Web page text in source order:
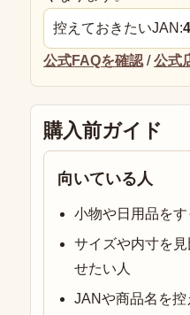
控えておきたいJAN:
公式FAQを確認 /公式
購入前ガイド
向いている人
小物や日用品を
サイズや内寸を
せたい人
JANや商品名を